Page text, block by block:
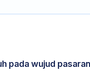
pada wujud pasaran